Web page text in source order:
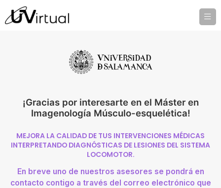
¡Gracias por interesarte en el Máster en
Imagenología Músculo-esquelética!
MEJORA LA CALIDAD DE TUS INTERVENCIONES MÉDICAS
INTERPRETANDO DIAGNÓSTICAS DE LESIONES DEL SISTEMA
LOCOMOTOR.
En breve uno de nuestros asesores se pondrá en
contacto contigo a través del correo electrónico que